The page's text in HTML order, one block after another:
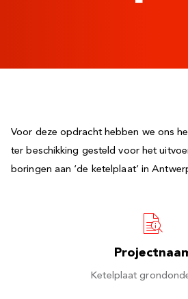
Voor deze opdracht hebben we ons
ter beschikking gesteld voor het
boringen aan ‘de ketelplaat’ in
Ketelplaat